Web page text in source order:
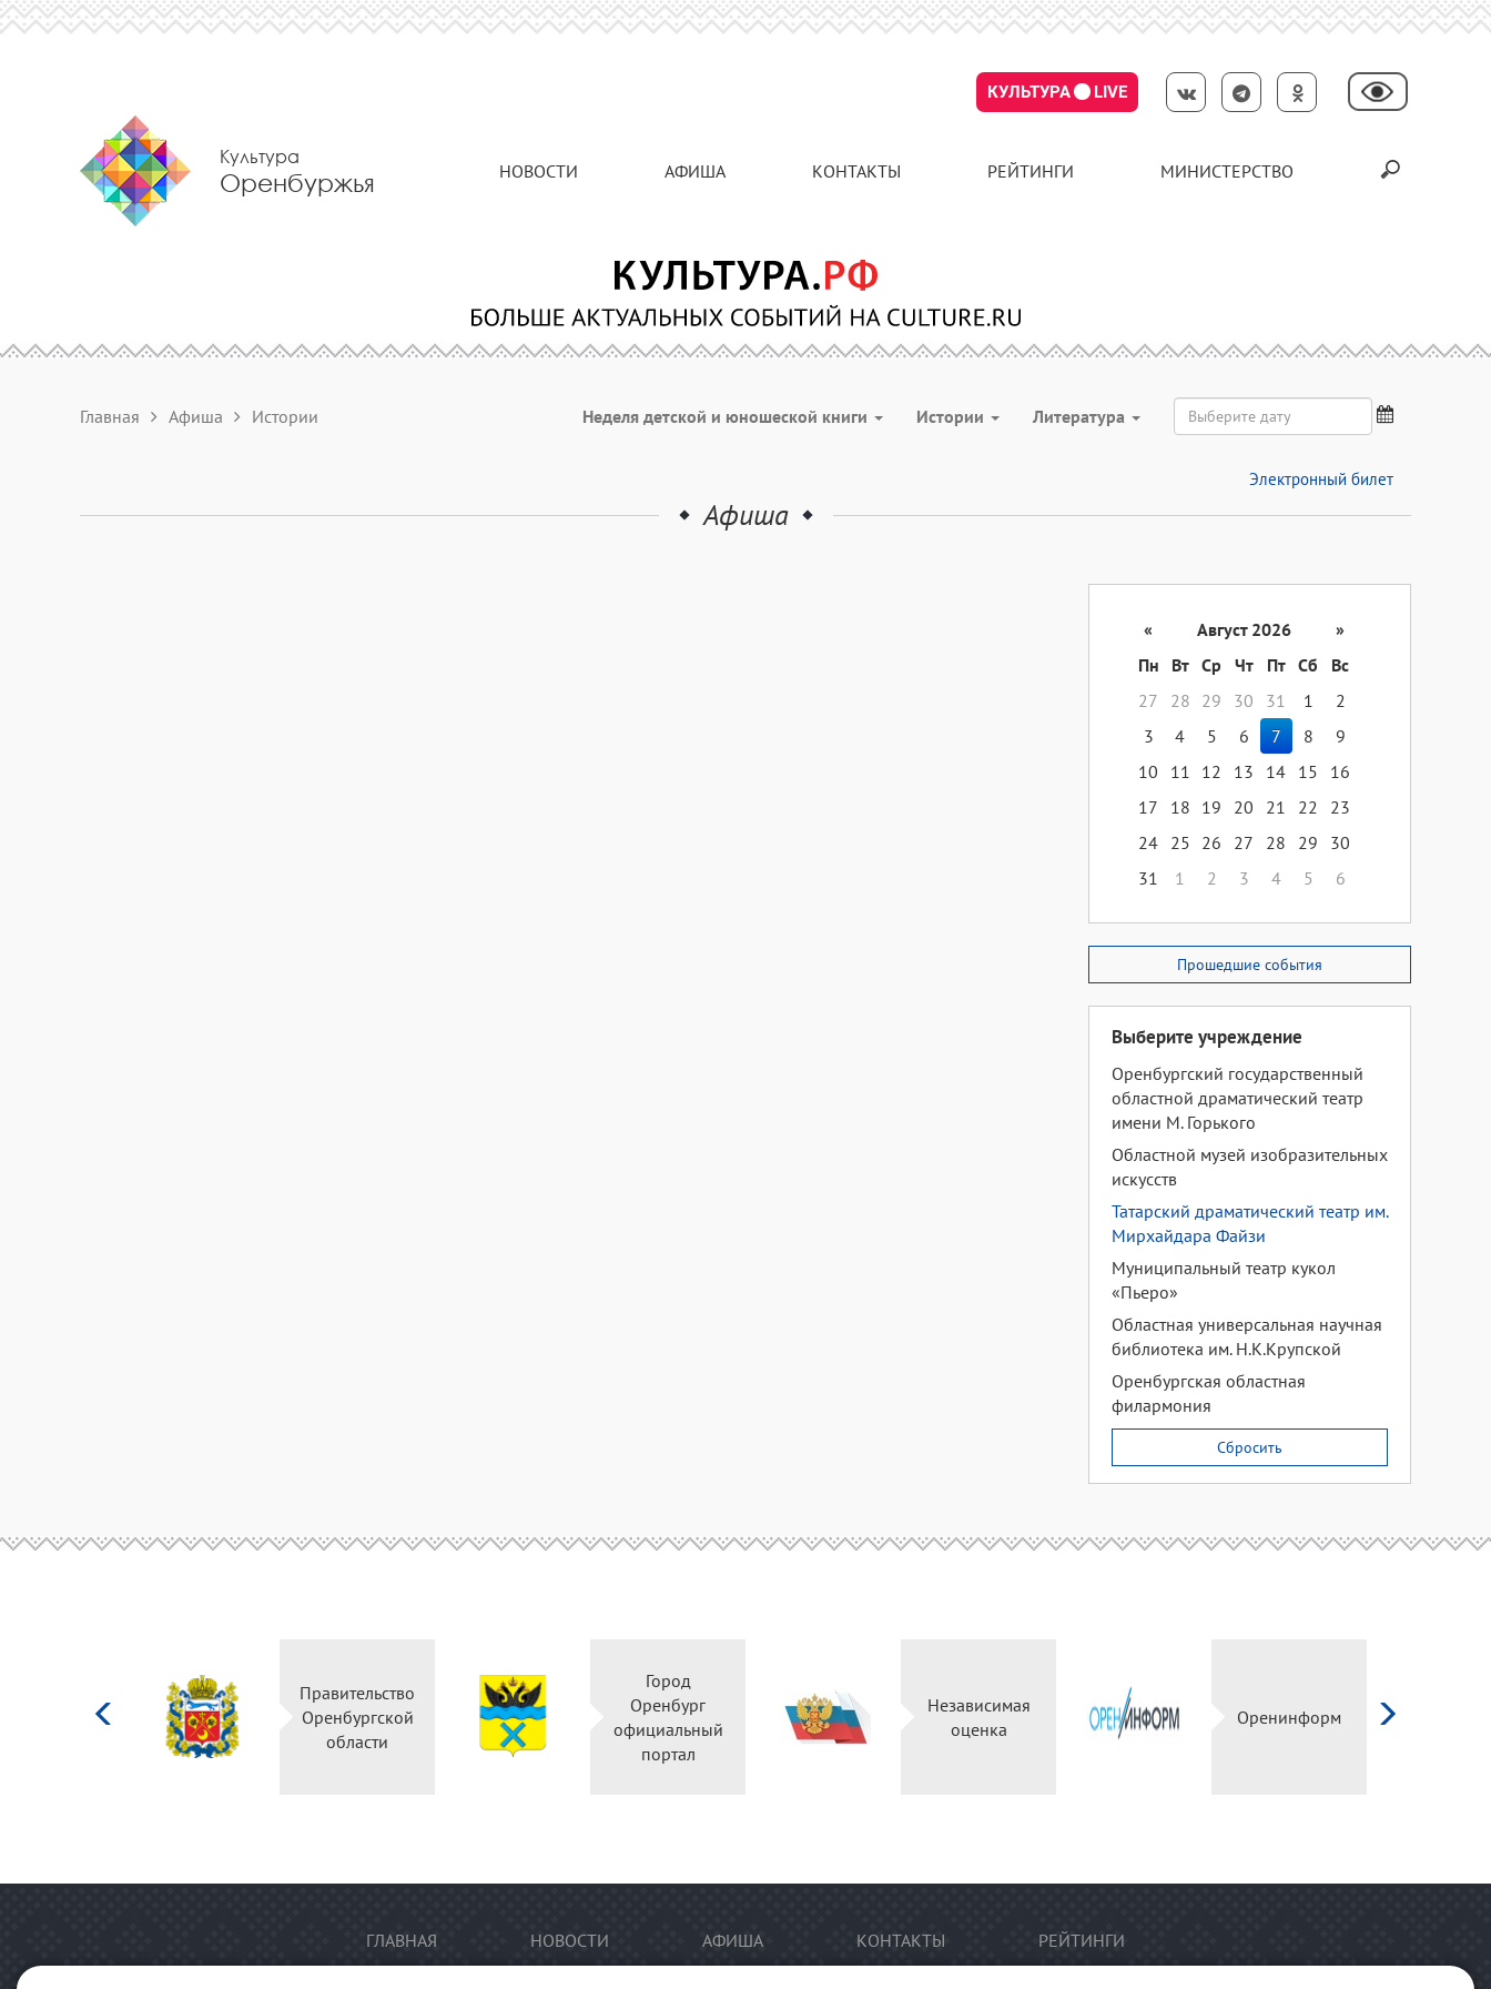
КУЛЬТУРА LIVE
Культура
Оренбуржья НОВОСТИ АФИША КОНТАКТЫ РЕЙТИНГИ МИНИСТЕРСТВО
Главная Афиша Истории Неделя детской и юношеской книги Истории Литература
Электронный билет
Афиша
« Август 2026
»
Пн
Вт Ср Чт Пт Сб
Вс
27
28 29 30 31 1
2
3
4 5 6 7 8
9
10
11 12 13 14 15
16
17
18 19 20 21 22
23
24 25 26 27 28 29
30
31
1 2 3 4 5 6
Прошедшие события
Выберите учреждение
Оренбургский государственный
областной драматический театр
имени М. Горького
Областной музей изобразительных
искусств
Татарский драматический театр им.
Мирхайдара Файзи
Муниципальный театр кукол
«Пьеро»
Областная универсальная научная
библиотека им. Н.К.Крупской
Оренбургская областная
филармония
Сбросить
Правительство
Оренбургской
области
Город
Оренбург
официальный
портал
Независимая
оценка
Оренинформ
ГЛАВНАЯ НОВОСТИ АФИША КОНТАКТЫ РЕЙТИНГИ